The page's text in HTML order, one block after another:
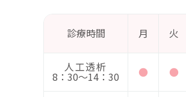
診療時間 月 火
人工透析
8：30〜14：30 ● ●